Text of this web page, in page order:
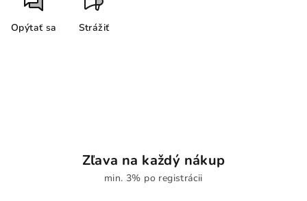
Opýtať sa Strážiť
Zľava na každý nákup
min. 3% po registrácii